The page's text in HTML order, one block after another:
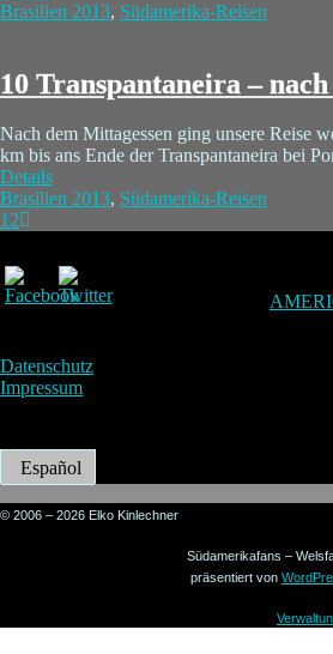
Brasilien 2013, Südamerika-Reisen
10 Transpantaneira –
Nach dem Mittagessen ging unsere Reise
km bis ans Ende der Transpantaneira bei
Details
Brasilien 2013, Südamerika-Reisen
12
Datenschutz
Impressum
Español
© 2006 – 2026 Elko Kinlechner
Südamerikafans –
präsentiert von